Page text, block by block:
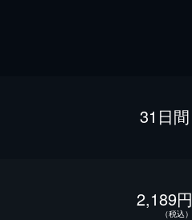
31日間
2,189円
（税込）